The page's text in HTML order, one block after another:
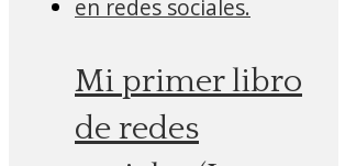
Mi primer libro
de redes